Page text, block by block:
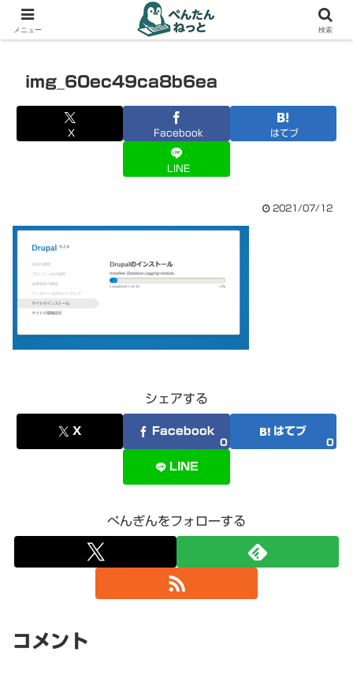
PCやガジェットの備忘録
img_60ec49ca8b6ea
X Facebook はてブ
LINE
2021/07/12
シェアする
X Facebook
0
はてブ
0
LINE
ぺんぎんをフォローする
コメント
メニュー 検索